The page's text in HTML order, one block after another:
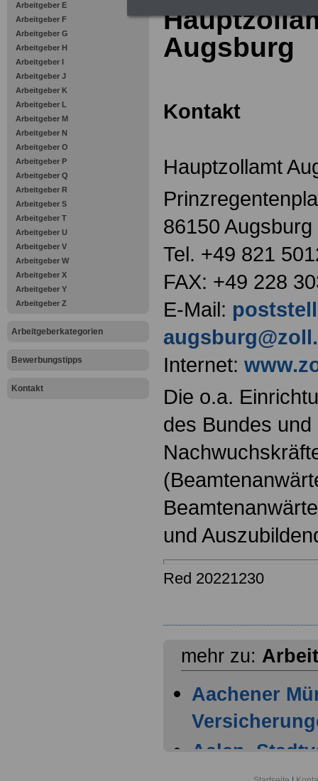
Arbeitgeber E
Arbeitgeber F
Arbeitgeber G
Arbeitgeber H
Arbeitgeber I
Arbeitgeber J
Arbeitgeber K
Arbeitgeber L
Arbeitgeber M
Arbeitgeber N
Arbeitgeber O
Arbeitgeber P
Arbeitgeber Q
Arbeitgeber R
Arbeitgeber S
Arbeitgeber T
Arbeitgeber U
Arbeitgeber V
Arbeitgeber W
Arbeitgeber X
Arbeitgeber Y
Arbeitgeber Z
Arbeitgeberkategorien
Bewerbungstipps
Kontakt
Augsburg
Kontakt
Hauptzollamt
86150 Augsburg
Tel. +49 821
FAX: +49 228
E-Mail:
Internet:
Die o.a.
des Bundes und
und
Red 20221230
mehr zu:
Aachener
Aalen,